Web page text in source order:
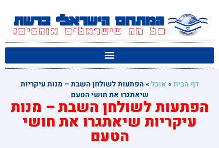
דף הבית» אוכל»הפתעות לשולחן השבת – מנות עיקריות
שיאתגרו את חושי הטעם
הפתעות לשולחן השבת – מנות
עיקריות שיאתגרו את חושי
הטעם